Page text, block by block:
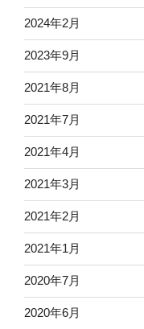
2024年2月
2023年9月
2021年8月
2021年7月
2021年4月
2021年3月
2021年2月
2021年1月
2020年7月
2020年6月